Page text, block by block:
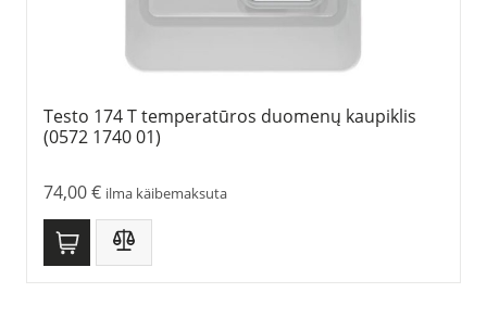
Testo 174 T temperatūros duomenų kaupiklis
(0572 1740 01)
74,00€ ilma käibemaksuta